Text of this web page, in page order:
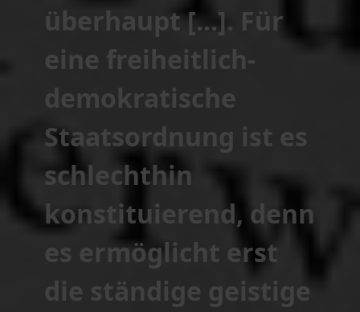
überhaupt [...]. Für
eine freiheitlich-
demokratische
Staatsordnung ist es
schlechthin
konstituierend, denn
es ermöglicht erst
die ständige geistige